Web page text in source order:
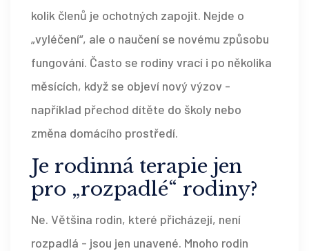
kolik členů je ochotných zapojit. Nejde o
„vyléčení“, ale o naučení se novému způsobu
fungování. Často se rodiny vrací i po několika
měsících, když se objeví nový výzov -
například přechod dítěte do školy nebo
změna domácího prostředí.
Je rodinná terapie jen
pro „rozpadlé“ rodiny?
Ne. Většina rodin, které přicházejí, není
rozpadlá - jsou jen unavené. Mnoho rodin